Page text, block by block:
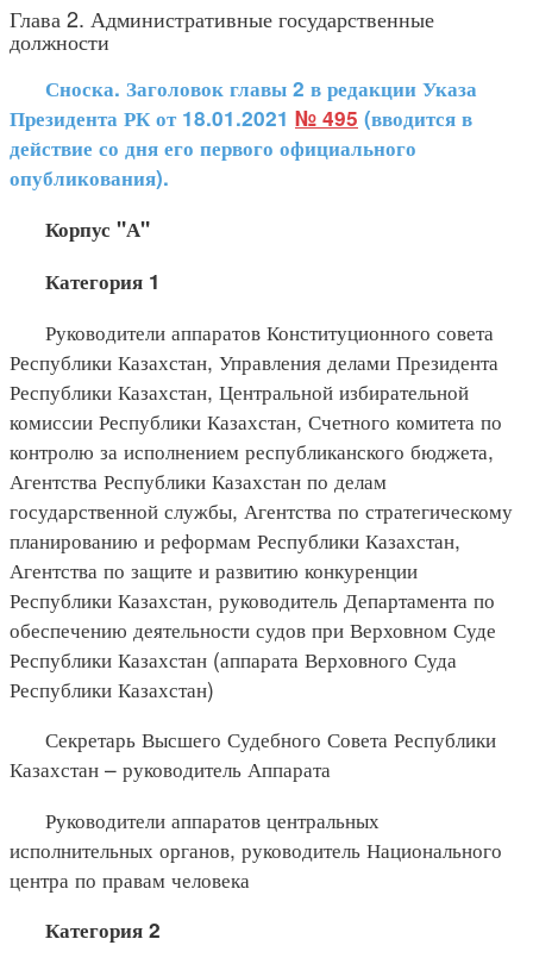
Глава 2. Административные государственные
должности
Сноска. Заголовок главы 2 в редакции Указа
Президента РК от 18.01.2021 № 495 (вводится в
действие со дня его первого официального
опубликования).
Корпус "А"
Категория 1
Руководители аппаратов Конституционного совета
Республики Казахстан, Управления делами Президента
Республики Казахстан, Центральной избирательной
комиссии Республики Казахстан, Счетного комитета по
контролю за исполнением республиканского бюджета,
Агентства Республики Казахстан по делам
государственной службы, Агентства по стратегическому
планированию и реформам Республики Казахстан,
Агентства по защите и развитию конкуренции
Республики Казахстан, руководитель Департамента по
обеспечению деятельности судов при Верховном Суде
Республики Казахстан (аппарата Верховного Суда
Республики Казахстан)
Секретарь Высшего Судебного Совета Республики
Казахстан – руководитель Аппарата
Руководители аппаратов центральных
исполнительных органов, руководитель Национального
центра по правам человека
Категория 2